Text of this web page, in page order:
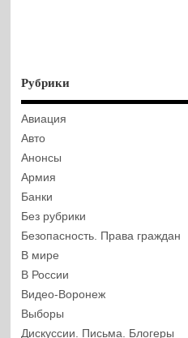
Рубрики
Авиация
Авто
Анонсы
Армия
Банки
Без рубрики
Безопасность. Права граждан
В мире
В России
Видео-Воронеж
Выборы
Дискуссии. Письма. Блогеры